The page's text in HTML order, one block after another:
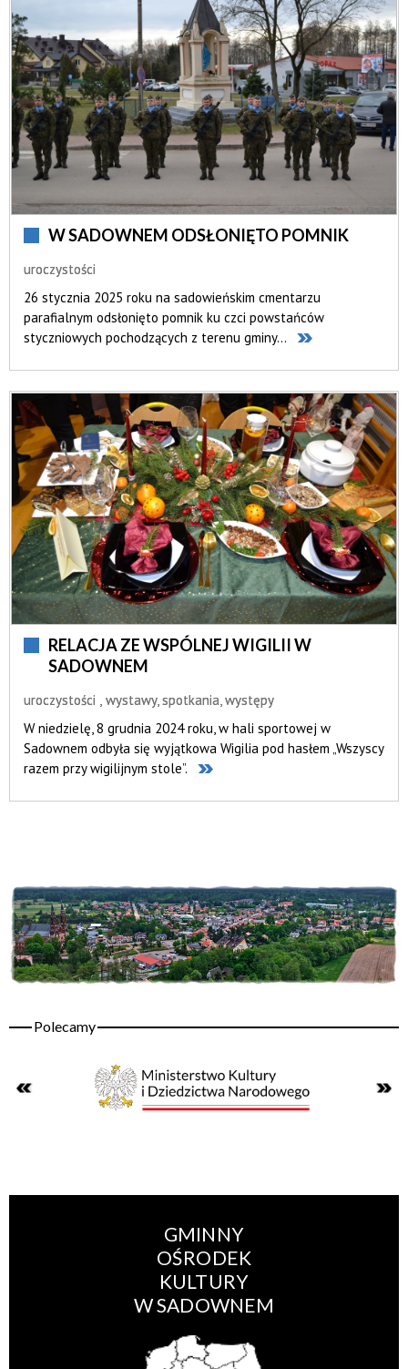
W SADOWNEM ODSŁONIĘTO POMNIK
uroczystości
26 stycznia 2025 roku na sadowieńskim cmentarzu
parafialnym odsłonięto pomnik ku czci powstańców
styczniowych pochodzących z terenu gminy...
RELACJA ZE WSPÓLNEJ WIGILII W
SADOWNEM
uroczystości
wystawy, spotkania, występy
W niedzielę, 8 grudnia 2024 roku, w hali sportowej w
Sadownem odbyła się wyjątkowa Wigilia pod hasłem „Wszyscy
razem przy wigilijnym stole”.
GMINNY
OŚRODEK
KULTURY
W SADOWNEM